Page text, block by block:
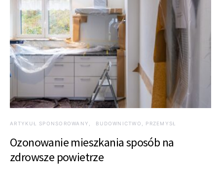
ARTYKUŁ SPONSOROWANY BUDOWNICTWO, PRZEMYSŁ
Ozonowanie mieszkania sposób na
zdrowsze powietrze